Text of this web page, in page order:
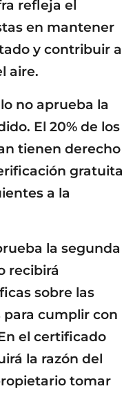
refleja el
en mantener
y contribuir a
aire.
no aprueba la
El 20% de los
tienen derecho
gratuita
a la
la segunda
recibirá
sobre las
para cumplir con
el certificado
la razón del
tomar